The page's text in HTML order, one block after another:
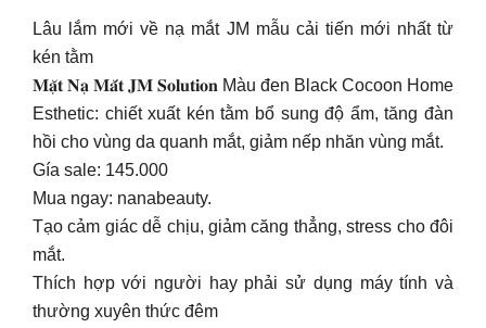
Lâu lắm mới về nạ mắt JM mẫu cải tiến mới nhất từ
kén tằm
𝐌𝐚̣̆𝐭 𝐍𝐚̣ 𝐌𝐚̆́𝐭 𝐉𝐌 𝐒𝐨𝐥𝐮𝐭𝐢𝐨𝐧 Màu đen Black Cocoon Home
Esthetic: chiết xuất kén tằm bổ sung độ ẩm, tăng đàn
hồi cho vùng da quanh mắt, giảm nếp nhăn vùng mắt.
Gía sale: 145.000
Mua ngay: nanabeauty.
Tạo cảm giác dễ chịu, giảm căng thẳng, stress cho đôi
mắt.
Thích hợp với người hay phải sử dụng máy tính và
thường xuyên thức đêm